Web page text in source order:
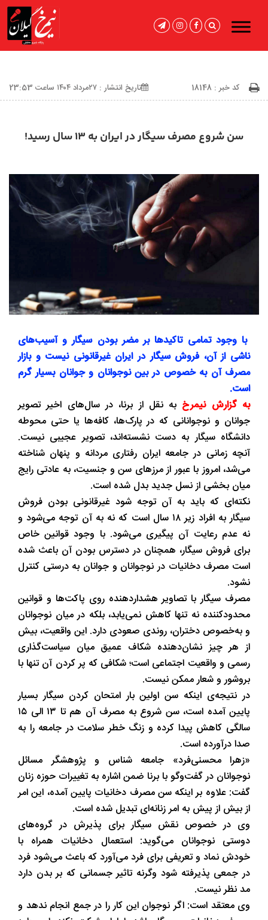
کد خبر : 18148 تاریخ انتشار : ۲۷مرداد ۱۴۰۴ ساعت 23:53
سن شروع مصرف سیگار در ایران به ۱۳ سال رسید!
با وجود تمامی تاکید‌ها بر مضر بودن سیگار و آسیب‌های
ناشی از آن، فروش سیگار در ایران غیرقانونی نیست و بازار
مصرف آن به خصوص در بین نوجوانان و جوانان بسیار گرم
است.
به گزارش نیمرخ به نقل از برنا، در سال‌های اخیر تصویر
جوانان و نوجوانانی که در پارک‌ها، کافه‌ها یا حتی محوطه
دانشگاه سیگار به دست نشسته‌اند، تصویر عجیبی نیست.
آنچه زمانی در جامعه ایران رفتاری مردانه و پنهان شناخته
می‌شد، امروز با عبور از مرز‌های سن و جنسیت، به عادتی رایج
میان بخشی از نسل جدید بدل شده است.
نکته‌ای که باید به آن توجه شود غیرقانونی بودن فروش
سیگار به افراد زیر ۱۸ سال است که نه به آن توجه می‌شود و
نه عدم رعایت آن پیگیری می‌شود. با وجود قوانین خاص
برای فروش سیگار، همچنان در دسترس بودن آن باعث شده
است مصرف دخانیات در نوجوانان و جوانان به درستی کنترل
نشود.
مصرف سیگار با تصاویر هشداردهنده روی پاکت‌ها و قوانین
محدودکننده نه تنها کاهش نمی‌یابد، بلکه در میان نوجوانان
و به‌خصوص دختران، روندی صعودی دارد. این واقعیت، بیش
از هر چیز نشان‌دهنده شکاف عمیق میان سیاست‌گذاری
رسمی و واقعیت اجتماعی است؛ شکافی که پر کردن آن تنها با
بروشور و شعار ممکن نیست.
در نتیجه‌ی اینکه سن اولین بار امتحان کردن سیگار بسیار
پایین آمده است، سن شروع به مصرف آن هم تا ۱۳ الی ۱۵
سالگی کاهش پیدا کرده و زنگ خطر سلامت در جامعه را به
صدا درآورده است.
«زهرا محسنی‌فرد» جامعه شناس و پژوهشگر مسائل
نوجوانان در گفت‌و‌گو با برنا ضمن اشاره به تغییرات حوزه زنان
گفت: علاوه بر اینکه سن مصرف دخانیات پایین آمده، این امر
از بیش از پیش به امر زنانه‌ای تبدیل شده است.
وی در خصوص نقش سیگار برای پذیرش در گروه‌های
دوستی نوجوانان می‌گوید: استعمال دخانیات همراه با
خودش نماد و تعریفی برای فرد می‌آورد که باعث می‌شود فرد
در جمعی پذیرفته شود وگرنه تاثیر جسمانی که بر بدن دارد
مد نظر نیست.
وی معتقد است: اگر نوجوان این کار را در جمع انجام ندهد و